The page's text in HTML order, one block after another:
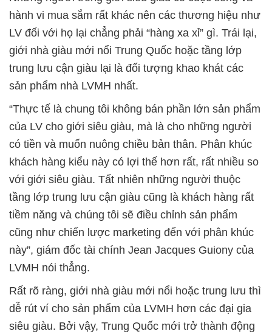
hành vi mua sắm rất khác nên các thương hiệu như
LV đối với họ lại chẳng phải “hàng xa xỉ” gì. Trái lại,
giới nhà giàu mới nổi Trung Quốc hoặc tầng lớp
trung lưu cận giàu lại là đối tượng khao khát các
sản phẩm nhà LVMH nhất.
“Thực tế là chung tôi không bán phần lớn sản phẩm
của LV cho giới siêu giàu, mà là cho những người
có tiền và muốn nuông chiều bản thân. Phân khúc
khách hàng kiểu này có lợi thế hơn rất, rất nhiều so
với giới siêu giàu. Tất nhiên những người thuộc
tầng lớp trung lưu cận giàu cũng là khách hàng rất
tiềm năng và chúng tôi sẽ điều chỉnh sản phẩm
cũng như chiến lược marketing đến với phân khúc
này”, giám đốc tài chính Jean Jacques Guiony của
LVMH nói thẳng.
Rất rõ ràng, giới nhà giàu mới nổi hoặc trung lưu thì
dễ rút ví cho sản phẩm của LVMH hơn các đại gia
siêu giàu. Bởi vậy, Trung Quốc mới trở thành động